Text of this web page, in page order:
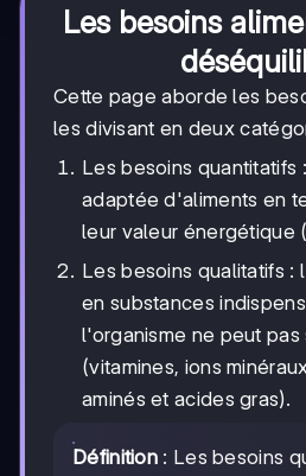
Les besoins
Cette page aborde les
les divisant en deux
Les besoins quantitatifs
adaptée d'aliments en
leur valeur énergétique
Les besoins qualitatifs :
en substances
l'organisme ne peut pas
(vitamines, ions
aminés et acides gras).
Définition : Les besoins